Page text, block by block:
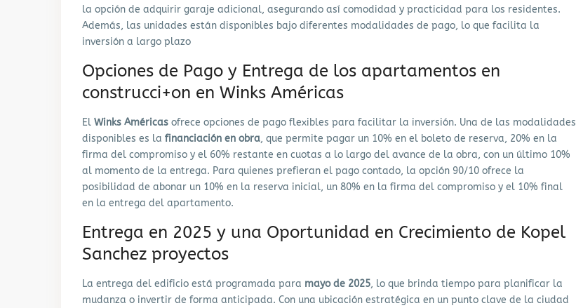
la opción de adquirir garaje adicional, asegurando así comodidad y practicidad para los residentes.
Además, las unidades están disponibles bajo diferentes modalidades de pago, lo que facilita la
inversión a largo plazo​
Opciones de Pago y Entrega de los apartamentos en
construcci+on en Winks Américas
El Winks Américas ofrece opciones de pago flexibles para facilitar la inversión. Una de las modalidades
disponibles es la financiación en obra, que permite pagar un 10% en el boleto de reserva, 20% en la
firma del compromiso y el 60% restante en cuotas a lo largo del avance de la obra, con un último 10%
al momento de la entrega. Para quienes prefieran el pago contado, la opción 90/10 ofrece la
posibilidad de abonar un 10% en la reserva inicial, un 80% en la firma del compromiso y el 10% final
en la entrega del apartamento.
Entrega en 2025 y una Oportunidad en Crecimiento de Kopel
Sanchez proyectos
La entrega del edificio está programada para mayo de 2025, lo que brinda tiempo para planificar la
mudanza o invertir de forma anticipada. Con una ubicación estratégica en un punto clave de la ciudad